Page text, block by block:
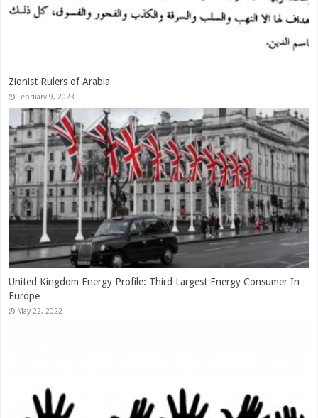
China Treads A Fine Line On The Russia–Ukraine War
May 22, 2022
Economic Challenges As The Fundamentals Of China’s Fiscal Issues
May 22, 2022